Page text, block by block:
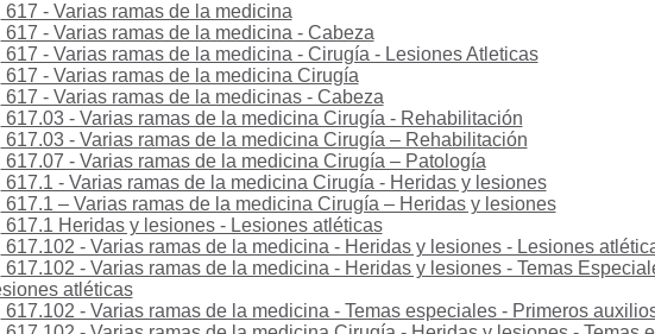
617 - Varias ramas de la medicina
617 - Varias ramas de la medicina - Cabeza
617 - Varias ramas de la medicina - Cirugía - Lesiones Atleticas
617 - Varias ramas de la medicina Cirugía
617 - Varias ramas de la medicinas - Cabeza
617.03 - Varias ramas de la medicina Cirugía - Rehabilitación
617.03 - Varias ramas de la medicina Cirugía – Rehabilitación
617.07 - Varias ramas de la medicina Cirugía – Patología
617.1 - Varias ramas de la medicina Cirugía - Heridas y lesiones
617.1 – Varias ramas de la medicina Cirugía – Heridas y lesiones
617.1 Heridas y lesiones - Lesiones atléticas
617.102 - Varias ramas de la medicina - Heridas y lesiones - Lesiones
617.102 - Varias ramas de la medicina - Heridas y lesiones - Temas
atléticas
617.102 - Varias ramas de la medicina - Temas especiales - Primeros